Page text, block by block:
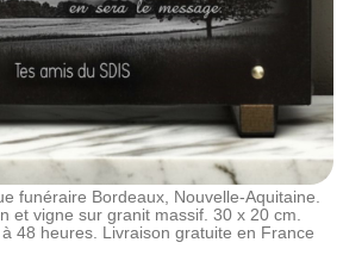
funéraire Bordeaux, Nouvelle-Aquitaine.
et vigne sur granit massif. 30 x 20 cm.
48 heures. Livraison gratuite en France